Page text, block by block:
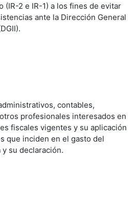
(IR-2 e IR-1) a los fines de evitar
ante la Dirección General
contables,
profesionales interesados en
fiscales vigentes y su aplicación
que inciden en el gasto del
su declaración.